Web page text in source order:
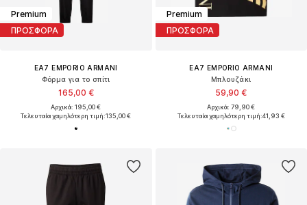
Premium
ΠΡΟΣΦΟΡΑ
EA7 EMPORIO ARMANI
Φόρμα για το σπίτι
165,00 €
Αρχικά: 195,00 €
Τελευταία χαμηλότερη τιμή:135,00 €
Premium
ΠΡΟΣΦΟΡΑ
EA7 EMPORIO ARMANI
Μπλουζάκι
59,90 €
Αρχικά: 79,90 €
Τελευταία χαμηλότερη τιμή:41,93 €